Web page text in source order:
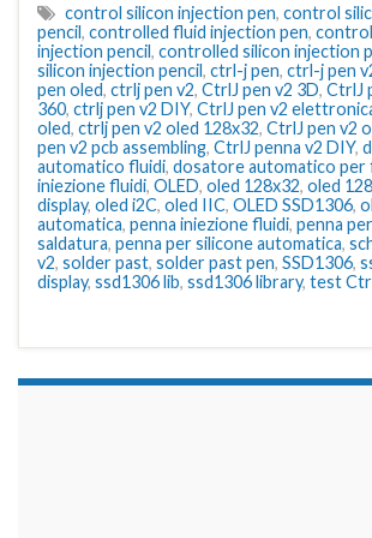
control silicon injection pen, control
pencil, controlled fluid injection pen,
injection pencil, controlled silicon injection
silicon injection pencil, ctrl-j pen, ctrl-j pen
pen oled, ctrlj pen v2, CtrlJ pen v2 3D, CtrlJ
360, ctrlj pen v2 DIY, CtrlJ pen v2
oled, ctrlj pen v2 oled 128x32, CtrlJ pen v2
pen v2 pcb assembling, CtrlJ penna v2 DIY,
automatico fluidi, dosatore automatico per
iniezione fluidi, OLED, oled 128x32, oled
display, oled i2C, oled IIC, OLED SSD1306,
automatica, penna iniezione fluidi, penna
saldatura, penna per silicone automatica,
v2, solder past, solder past pen, SSD1306,
display, ssd1306 lib, ssd1306 library, test